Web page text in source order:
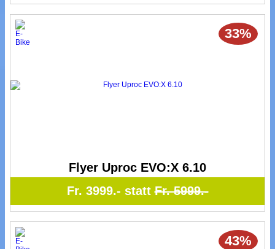
33%
Flyer Uproc EVO:X 6.10
Fr. 3999.- stattFr. 5999.-
43%